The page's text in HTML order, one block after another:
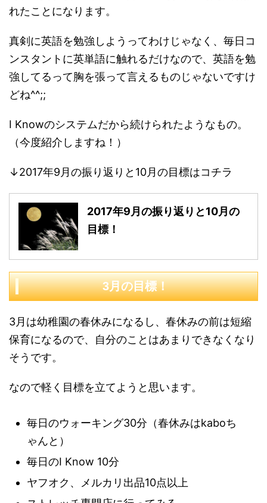
れたことになります。
真剣に英語を勉強しようってわけじゃなく、毎日コ
ンスタントに英単語に触れるだけなので、英語を勉
強してるって胸を張って言えるものじゃないですけ
どね^^;;
I Knowのシステムだから続けられたようなもの。
（今度紹介しますね！）
↓2017年9月の振り返りと10月の目標はコチラ
2017年9月の振り返りと10月の
目標！
3月の目標！
3月は幼稚園の春休みになるし、春休みの前は短縮
保育になるので、自分のことはあまりできなくなり
そうです。
なので軽く目標を立てようと思います。
毎日のウォーキング30分（春休みはkaboち
ゃんと）
毎日のI Know 10分
ヤフオク、メルカリ出品10点以上